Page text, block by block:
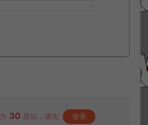
30 星钻，请先 登录